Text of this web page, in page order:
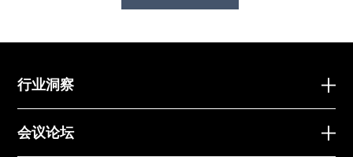
行业洞察
会议论坛